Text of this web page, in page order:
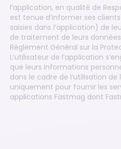
l’application, en qualité de
est tenue d’informer ses
saisies dans l’application) de
de traitement de leurs
Règlement Général sur la
L’utilisateur de l’application
que leurs informations
dans le cadre de l’utilisation
uniquement pour fournir les
applications Fastmag dont